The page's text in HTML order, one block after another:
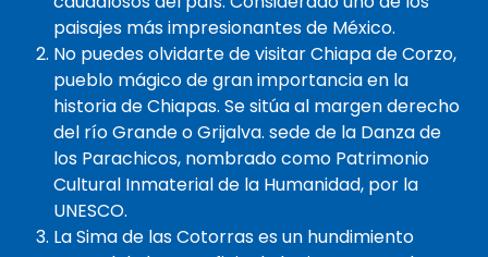
paisajes más impresionantes de México.
No puedes olvidarte de visitar Chiapa de Corzo,
pueblo mágico de gran importancia en la
historia de Chiapas. Se sitúa al margen derecho
del río Grande o Grijalva. sede de la Danza de
los Parachicos, nombrado como Patrimonio
Cultural Inmaterial de la Humanidad, por la
UNESCO.
La Sima de las Cotorras es un hundimiento